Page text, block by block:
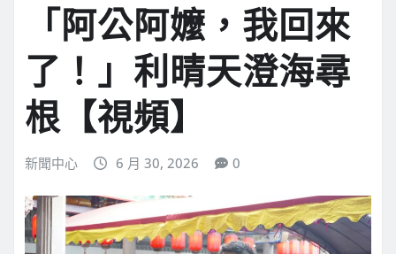
「阿公阿嬤，我回來
了！」利晴天澄海尋
根【視頻】
新聞中心 6 月 30, 2026 0